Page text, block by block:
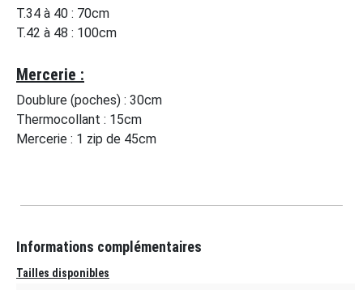
T.34 à 40 : 70cm
T.42 à 48 : 100cm
Mercerie :
Doublure (poches) : 30cm
Thermocollant : 15cm
Mercerie : 1 zip de 45cm
Informations complémentaires
Tailles disponibles